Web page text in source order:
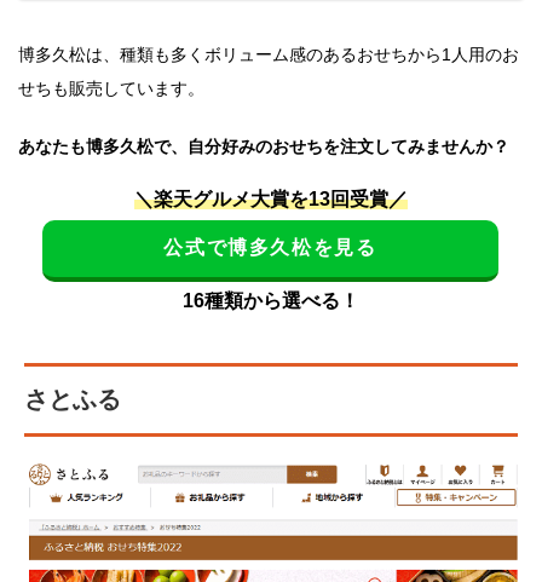
博多久松は、種類も多くボリューム感のあるおせちから1人用のお
せちも販売しています。
あなたも博多久松で、自分好みのおせちを注文してみませんか？
＼楽天グルメ大賞を13回受賞／
公式で博多久松を見る
16種類から選べる！
さとふる